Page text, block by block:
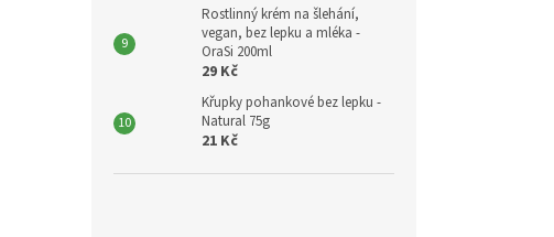
Rostlinný krém na šlehání,
vegan, bez lepku a mléka -
OraSi 200ml
29 Kč
Křupky pohankové bez lepku -
Natural 75g
21 Kč